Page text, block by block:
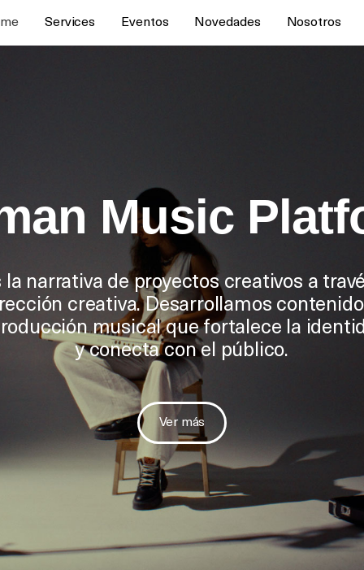
Services Eventos Novedades Nosotros
Music
narrativa de proyectos creativos a
creativa. Desarrollamos
musical que fortalece la
y conecta con el público.
Ver más